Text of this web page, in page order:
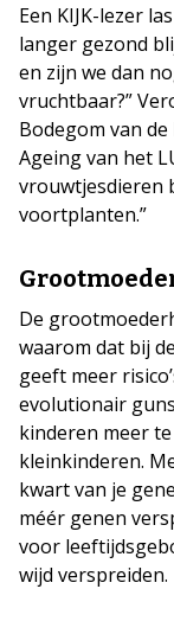
Een KIJK-lezer
langer gezond
en zijn we dan
vruchtbaar?”
Bodegom van
Ageing van het
vrouwtjesdieren
voortplanten.”
De
waarom dat bij
geeft meer
evolutionair
kinderen meer
kleinkinderen.
kwart van je
méér genen
voor
wijd verspreiden.